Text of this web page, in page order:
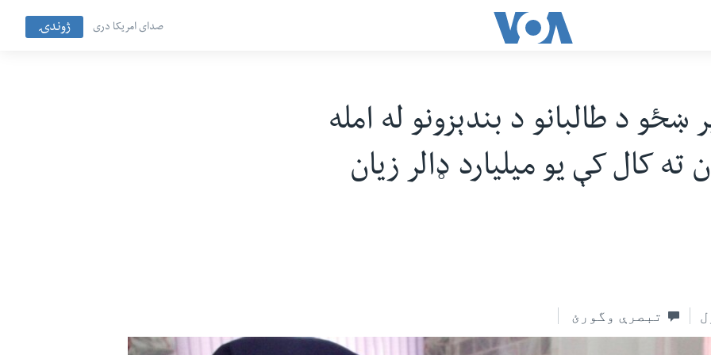
صدای امریکا دری ژوندۍ
ښځو د طالبانو د بندېزونو له امله
ته کال کې یو میلیارد ډالر زیان
تبصرې وگورئ